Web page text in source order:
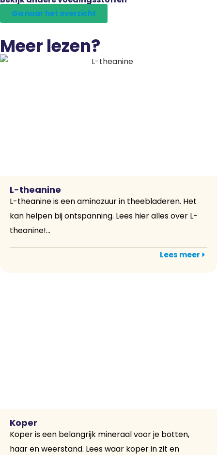
Ga naar het overzicht
Meer lezen?
L-theanine
L-theanine is een aminozuur in theebladeren. Het
kan helpen bij ontspanning. Lees hier alles over L-
theanine!...
Lees meer
Koper
Koper is een belangrijk mineraal voor je botten,
haar en weerstand. Lees waar koper in zit en